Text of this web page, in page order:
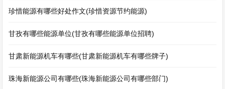
珍惜能源有哪些好处作文(珍惜资源节约能源)
甘孜有哪些能源单位(甘孜有哪些能源单位招聘)
甘肃新能源机车有哪些(甘肃新能源机车有哪些牌子)
珠海新能源公司有哪些(珠海新能源公司有哪些部门)